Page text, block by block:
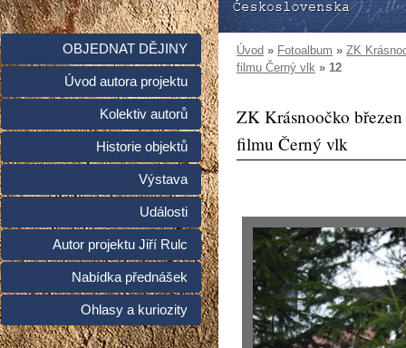
Úvod » Fotoalbum » ZK
filmu Černý vlk » 12
ZK Krásnoočko
filmu Černý vlk
OBJEDNAT DĚJINY
Úvod autora projektu
Kolektiv autorů
Historie objektů
Výstava
Události
Autor projektu Jiří Rulc
Nabídka přednášek
Ohlasy a kuriozity